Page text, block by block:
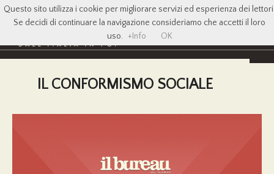
IL CONFORMISMO SOCIALE
Questo sito utilizza i cookie per migliorare servizi ed esperienza dei
Se decidi di continuare la navigazione consideriamo che accetti il loro
uso. +Info OK